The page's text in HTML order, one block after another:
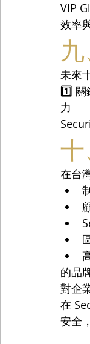
VIP
效率
未來
1️⃣ 關
力
在台
的品
對企
在
安全